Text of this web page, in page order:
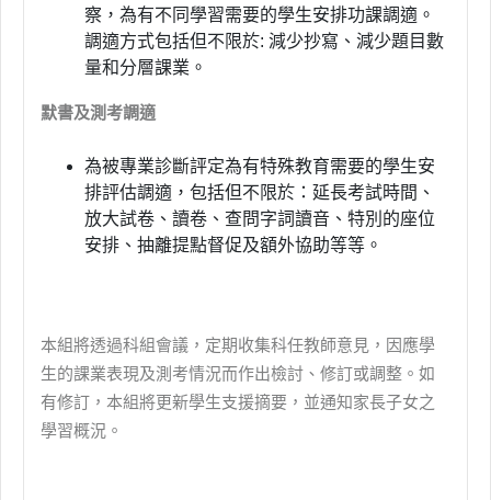
察，為有不同學習需要的學生安排功課調適。
調適方式包括但不限於: 減少抄寫、減少題目數
量和分層課業。
默書及測考調適
為被專業診斷評定為有特殊教育需要的學生安
排評估調適，包括但不限於：延長考試時間、
放大試卷、讀卷、查問字詞讀音、特別的座位
安排、抽離提點督促及額外協助等等。
本組將透過科組會議，定期收集科任教師意見，因應學
生的課業表現及測考情況而作出檢討、修訂或調整。如
有修訂，本組將更新學生支援摘要，並通知家長子女之
學習概況。